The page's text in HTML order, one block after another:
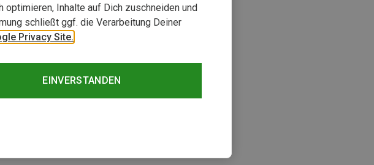
Inhalte auf Dich zuschneiden und
schließt ggf. die Verarbeitung Deiner
Privacy Site.
EINVERSTANDEN